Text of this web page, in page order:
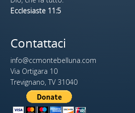
Ecclesiaste 11:5
Contattaci
info@ccmontebelluna.com
Via Ortigara 10
Trevignano, TV 31040